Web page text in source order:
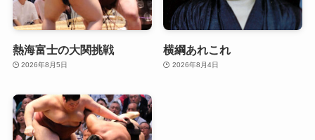
熱海富士の大関挑戦
2026年8月5日
横綱あれこれ
2026年8月4日